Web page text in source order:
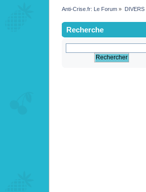
Anti-Crise.fr: Le Forum » DIVERS
Recherche